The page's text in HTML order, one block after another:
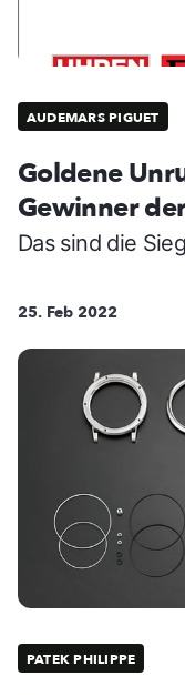
AUDEMARS PIGUET
Goldene
Gewinner
Das sind die
25. Feb 2022
PATEK PHILIPPE